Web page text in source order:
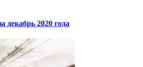
декабрь 2020 года